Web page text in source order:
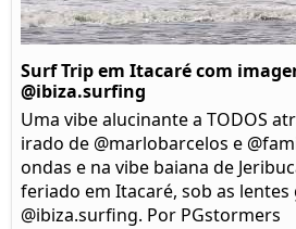
Surf Trip em Itacaré com
@ibiza.surfing
Uma vibe alucinante a TODOS
irado de @marlobarcelos e
ondas e na vibe baiana de
feriado em Itacaré, sob as lentes
@ibiza.surfing. Por PGstormers